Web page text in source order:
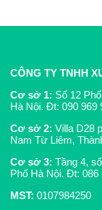
CÔNG TY TNHH
Cơ sở 1: Số 12
Hà Nội. Đt: 090 969
Cơ sở 2: Villa D28
Nam Từ Liêm,
Cơ sở 3: Tầng 4,
Phố Hà Nội. Đt: 086
MST: 0107984250